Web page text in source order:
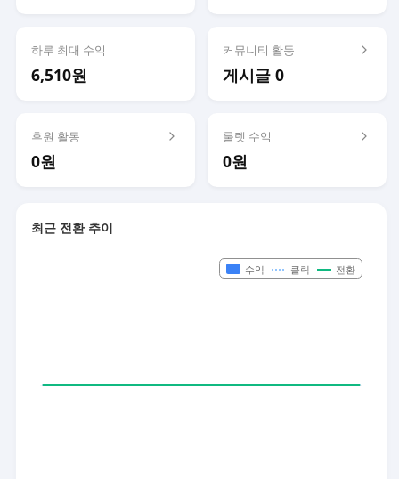
하루 최대 수익
6,510원
커뮤니티 활동
게시글 0
후원 활동
0원
룰렛 수익
0원
최근 전환 추이